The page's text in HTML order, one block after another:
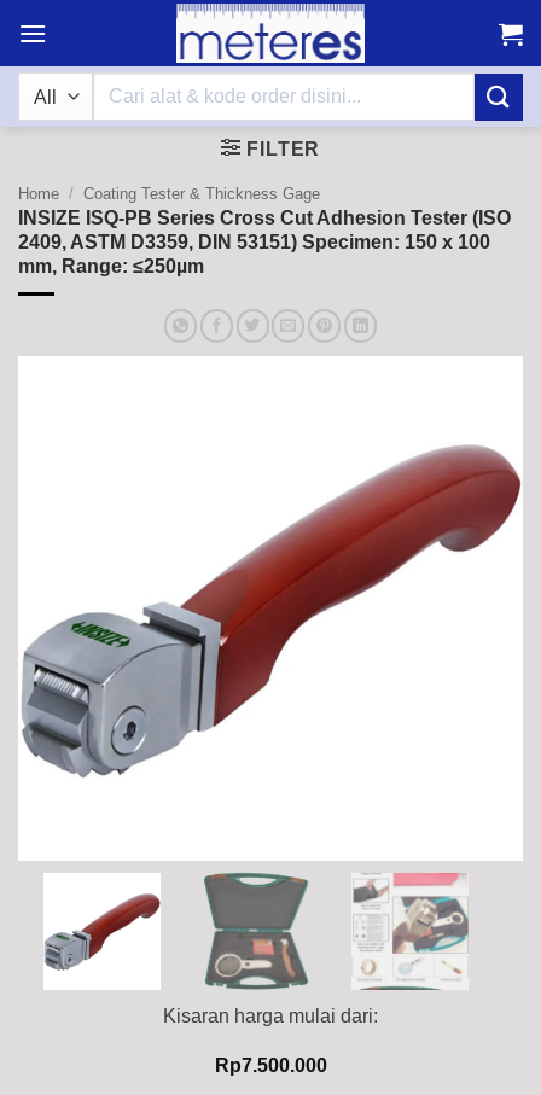
content
Search
FILTER
Home / Coating Tester & Thickness Gage
INSIZE ISQ-PB Series Cross Cut Adhesion Tester (ISO
2409, ASTM D3359, DIN 53151) Specimen: 150 x 100
mm, Range: ≤250µm
Kisaran harga mulai dari:
Rp7.500.000